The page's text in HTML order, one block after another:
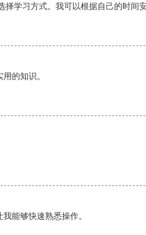
学习方式。我可以根据自己的时间安
的知识。
能够快速熟悉操作。